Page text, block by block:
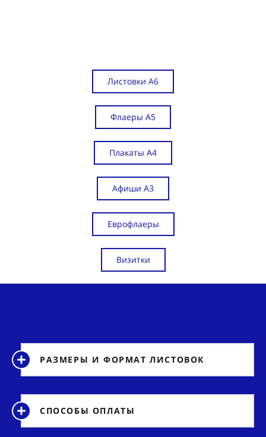
Листовки А6
Флаеры А5
Плакаты А4
Афиши А3
Еврофлаеры
Визитки
РАЗМЕРЫ И ФОРМАТ ЛИСТОВОК
СПОСОБЫ ОПЛАТЫ